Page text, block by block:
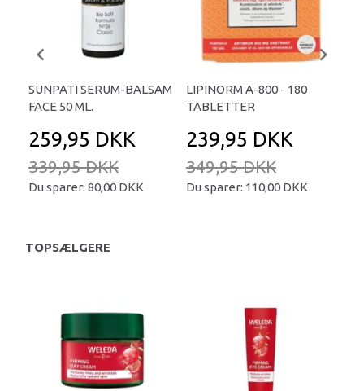
SUNPATI SERUM-BALSAM
FACE 50 ML.
259,95 DKK
339,95 DKK
Du sparer: 80,00 DKK
LIPINORM A-800 - 180
TABLETTER
239,95 DKK
349,95 DKK
Du sparer: 110,00 DKK
TOPSÆLGERE